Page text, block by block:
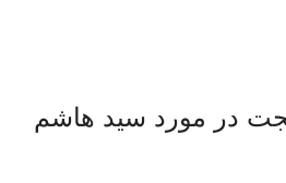
در مورد سید هاشم